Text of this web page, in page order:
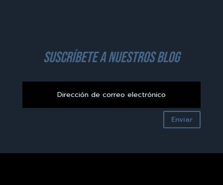
suscríbete a nuestros blog
Enviar